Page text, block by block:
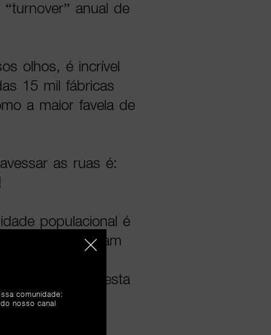
anual de
olhos, é incrível
15 mil fábricas
a maior favela de
as ruas é:
populacional é
não nos deixam
sucesso nesta
comunidade:
nosso canal